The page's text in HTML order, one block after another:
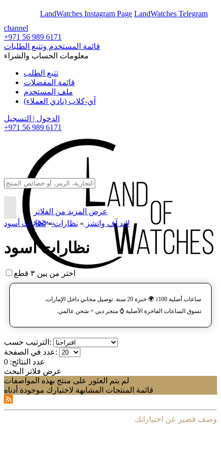
LandWatches Instagram Page LandWatches Telegram
channel
+971 56 989 6171
قائمة المستخدم وتتبع الطلبات
معلومات الحساب والشراء
تتبع الطلب
قائمة المفضلات
ملف المستخدم
آي-كلاب (نادي العملاء)
الدخول | التسجيل
+971 56 989 6171
عرض المزيد من الفلاتر
بحث...
لاند آف واتشز » نظارات» نظارات أسود
نظارات أسود
اختر من بين ٣ قطع
ساعات أصلية 100٪ 🌍 خبرة 20 سنة. توصيل مجاني داخل الإمارات.
تسوق الساعات الفاخرة الأصلية ⌚️ متجر دبي + شحن عالمي.
الترتيب حسب:
عدد في الصفحة:
عدد النتائج: 0
عرض فلاتر البحث
لم يتم العثور على منتج بهذه المواصفات
قائمة المنتجات المشابهة لاختيارك موجودة أدناه
وصف قصير عن اختياراتك